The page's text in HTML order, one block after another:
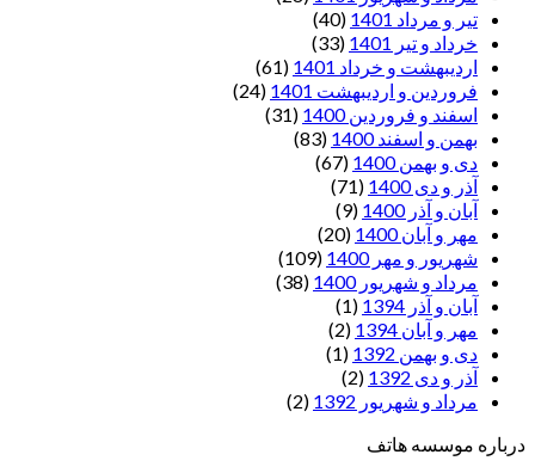
تیر و مرداد 1401
(40)
خرداد و تیر 1401
(33)
اردیبهشت و خرداد 1401
(61)
فروردین و اردیبهشت 1401
(24)
اسفند و فروردین 1400
(31)
بهمن و اسفند 1400
(83)
دی و بهمن 1400
(67)
آذر و دی 1400
(71)
آبان و آذر 1400
(9)
مهر و آبان 1400
(20)
شهریور و مهر 1400
(109)
مرداد و شهریور 1400
(38)
آبان و آذر 1394
(1)
مهر و آبان 1394
(2)
دی و بهمن 1392
(1)
آذر و دی 1392
(2)
مرداد و شهریور 1392
(2)
درباره موسسه هاتف